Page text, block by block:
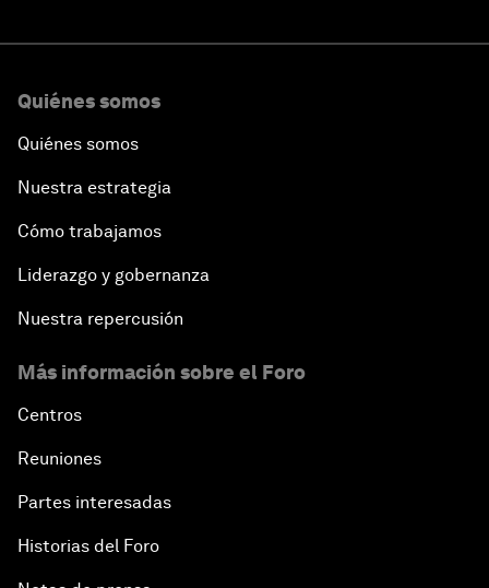
Quiénes somos
Quiénes somos
Nuestra estrategia
Cómo trabajamos
Liderazgo y gobernanza
Nuestra repercusión
Más información sobre el Foro
Centros
Reuniones
Partes interesadas
Historias del Foro